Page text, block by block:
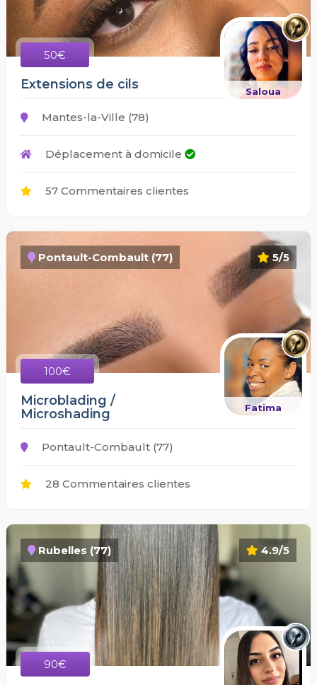
50€
Saloua
Extensions de cils
Mantes-la-Ville (78)
Déplacement à domicile
57 Commentaires clientes
5/5
Pontault-Combault (77)
100€
Fatima
Microblading /
Microshading
Pontault-Combault (77)
28 Commentaires clientes
4.9/5
Rubelles (77)
90€